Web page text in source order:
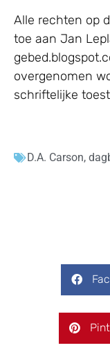
Alle rechten op
toe aan Jan
overgenomen
schriftelijke
D.A. Carson,